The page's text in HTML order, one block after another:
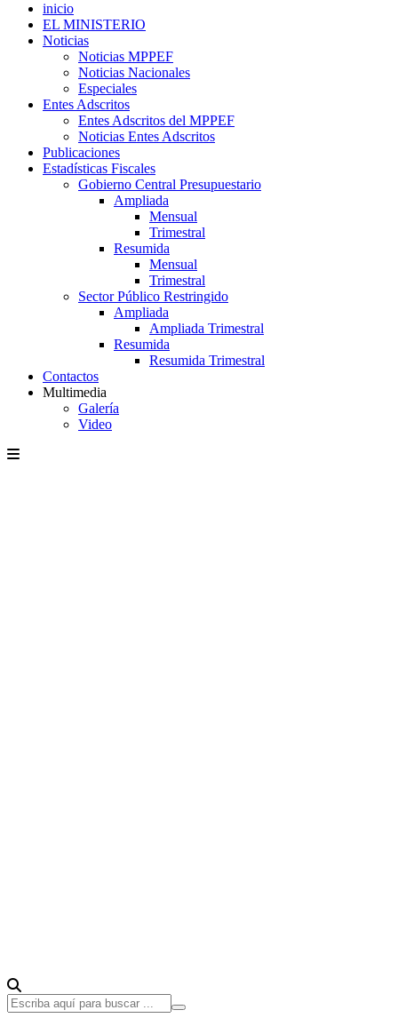
inicio
EL MINISTERIO
Noticias
Noticias MPPEF
Noticias Nacionales
Especiales
Entes Adscritos
Entes Adscritos del MPPEF
Noticias Entes Adscritos
Publicaciones
Estadísticas Fiscales
Gobierno Central Presupuestario
Ampliada
Mensual
Trimestral
Resumida
Mensual
Trimestral
Sector Público Restringido
Ampliada
Ampliada Trimestral
Resumida
Resumida Trimestral
Contactos
Multimedia
Galería
Video